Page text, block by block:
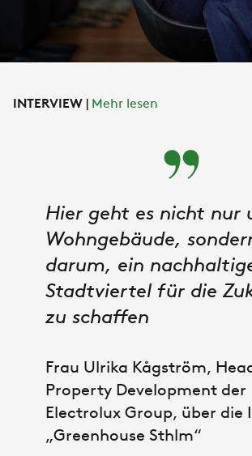
INTERVIEW Mehr lesen
Hier geht es nicht nur
Wohngebäude,
darum, ein
Stadtviertel für die
zu schaffen
Frau Ulrika Kågström,
Property Development der
Electrolux Group, über die
„Greenhouse Sthlm“